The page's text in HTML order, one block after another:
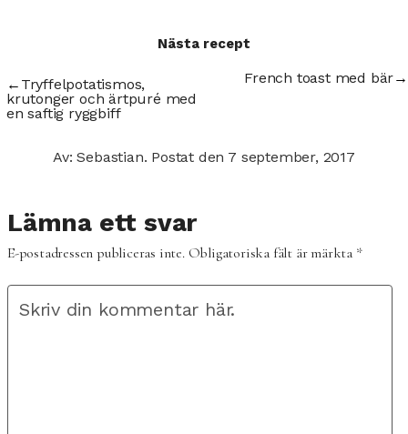
Nästa recept
← Tryffelpotatismos,
krutonger och ärtpuré med
en saftig ryggbiff
French toast med bär→
Av: Sebastian. Postat den 7 september, 2017
Lämna ett svar
E-postadressen publiceras inte.Obligatoriska fält är märkta *